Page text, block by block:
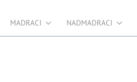
MADRACI NADMADRACI